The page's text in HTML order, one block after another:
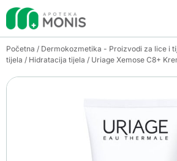
Početna / Dermokozmetika - Proizvodi za lice i
tijela / Hidratacija tijela / Uriage Xemose C8+